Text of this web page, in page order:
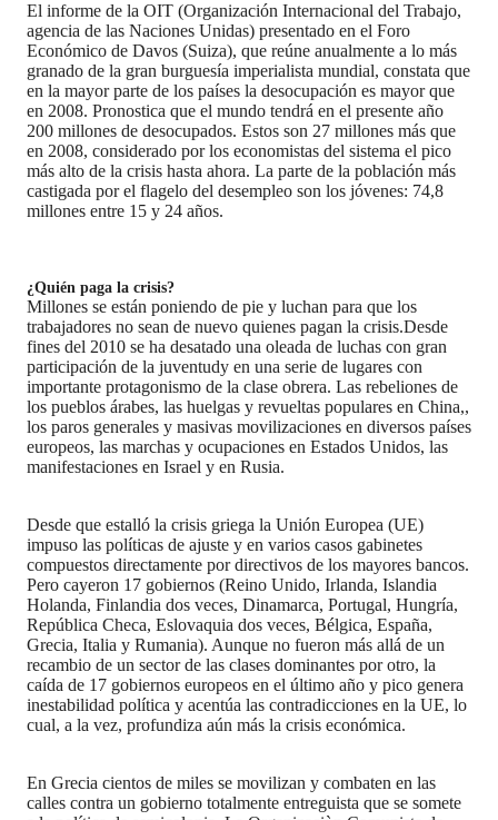
El informe de la OIT (Organización Internacional del Trabajo,
agencia de las Naciones Unidas) presentado en el Foro
Económico de Davos (Suiza), que reúne anualmente a lo más
granado de la gran burguesía imperialista mundial, constata que
en la mayor parte de los países la desocupación es mayor que
en 2008. Pronostica que el mundo tendrá en el presente año
200 millones de desocupados. Estos son 27 millones más que
en 2008, considerado por los economistas del sistema el pico
más alto de la crisis hasta ahora. La parte de la población más
castigada por el flagelo del desempleo son los jóvenes: 74,8
millones entre 15 y 24 años.
¿Quién paga la crisis?
Millones se están poniendo de pie y luchan para que los
trabajadores no sean de nuevo quienes pagan la crisis.Desde
fines del 2010 se ha desatado una oleada de luchas con gran
participación de la juventudy en una serie de lugares con
importante protagonismo de la clase obrera. Las rebeliones de
los pueblos árabes, las huelgas y revueltas populares en China,,
los paros generales y masivas movilizaciones en diversos países
europeos, las marchas y ocupaciones en Estados Unidos, las
manifestaciones en Israel y en Rusia.
Desde que estalló la crisis griega la Unión Europea (UE)
impuso las políticas de ajuste y en varios casos gabinetes
compuestos directamente por directivos de los mayores bancos.
Pero cayeron 17 gobiernos (Reino Unido, Irlanda, Islandia
Holanda, Finlandia dos veces, Dinamarca, Portugal, Hungría,
República Checa, Eslovaquia dos veces, Bélgica, España,
Grecia, Italia y Rumania). Aunque no fueron más allá de un
recambio de un sector de las clases dominantes por otro, la
caída de 17 gobiernos europeos en el último año y pico genera
inestabilidad política y acentúa las contradicciones en la UE, lo
cual, a la vez, profundiza aún más la crisis económica.
En Grecia cientos de miles se movilizan y combaten en las
calles contra un gobierno totalmente entreguista que se somete